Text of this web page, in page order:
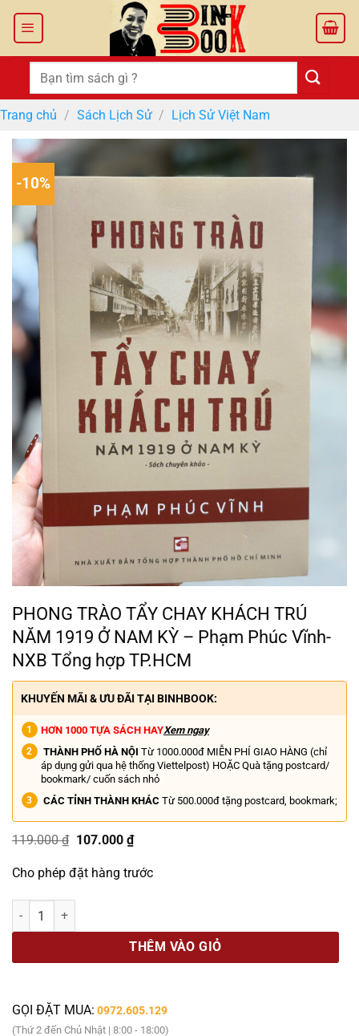
Tìm
kiếm:
Trang chủ / Sách Lịch Sử / Lịch Sử Việt Nam
-10%
PHONG TRÀO TẨY CHAY KHÁCH TRÚ
NĂM 1919 Ở NAM KỲ – Phạm Phúc Vĩnh-
NXB Tổng hợp TP.HCM
KHUYẾN MÃI & ƯU ĐÃI TẠI BINHBOOK:
HƠN 1000 TỰA SÁCH HAYXem ngay
THÀNH PHỐ HÀ NỘI Từ 1000.000đ MIỄN PHÍ GIAO HÀNG (chỉ
áp dụng gửi qua hệ thống Viettelpost) HOẶC Quà tặng postcard/
bookmark/ cuốn sách nhỏ
CÁC TỈNH THÀNH KHÁC Từ 500.000đ tặng postcard, bookmark;
119.000₫ Giá
là:
119.000 ₫.
107.000 ₫Giá
hiện
tại
là:
Cho phép đặt hàng trước
PHONG TRÀO TẨY CHAY KHÁCH TRÚ NĂM 1919 Ở NAM KỲ -
THÊM VÀO GIỎ
GỌI ĐẶT MUA: 0972.605.129
(Thứ 2 đến Chủ Nhật | 8:00 - 18:00)